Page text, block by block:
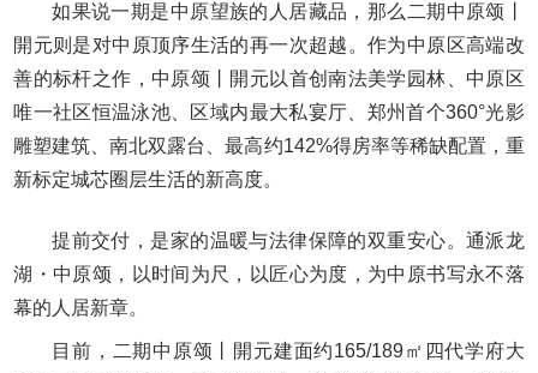
如果说一期是中原望族的人居藏品，那么二期中原颂丨
開元则是对中原顶序生活的再一次超越。作为中原区高端改
善的标杆之作，中原颂丨開元以首创南法美学园林、中原区
唯一社区恒温泳池、区域内最大私宴厅、郑州首个360°光影
雕塑建筑、南北双露台、最高约142%得房率等稀缺配置，重
新标定城芯圈层生活的新高度。
提前交付，是家的温暖与法律保障的双重安心。通派龙
湖・中原颂，以时间为尺，以匠心为度，为中原书写永不落
幕的人居新章。
目前，二期中原颂丨開元建面约165/189㎡四代学府大